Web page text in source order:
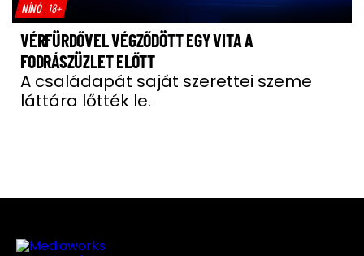
NÍNÓ 18+
VÉRFÜRDŐVEL VÉGZŐDÖTT EGY VITA A
FODRÁSZÜZLET ELŐTT
A családapát saját szerettei szeme
láttára lőtték le.